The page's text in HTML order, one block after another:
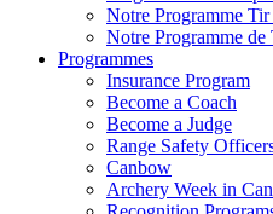
Notre Programme
Notre Programme de
Programmes
Insurance Program
Become a Coach
Become a Judge
Range Safety
Canbow
Archery Week in